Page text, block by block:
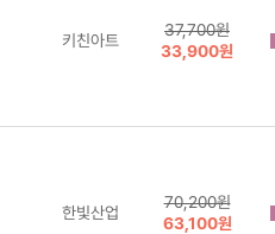
키친아트
37,700원
33,900원
한빛산업
70,200원
63,100원